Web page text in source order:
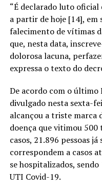
“É declarado luto
a partir de hoje [14],
falecimento de vítimas
que, nesta data,
dolorosa lacuna,
expressa o texto do
De acordo com o
divulgado nesta sexta-
alcançou a triste marca
doença que vitimou
casos, 21.896 pessoas
correspondem a casos
se hospitalizados,
UTI Covid-19.